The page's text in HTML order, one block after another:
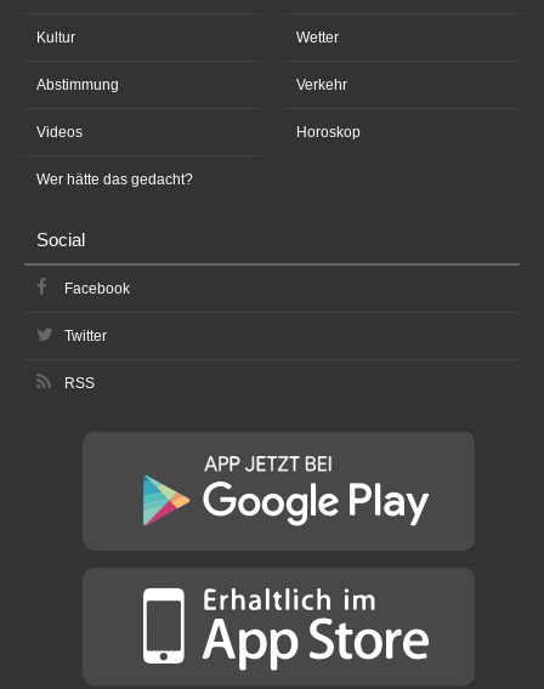
Kultur
Abstimmung
Videos
Wer hätte das gedacht?
Wetter
Verkehr
Horoskop
Social
Facebook
Twitter
RSS